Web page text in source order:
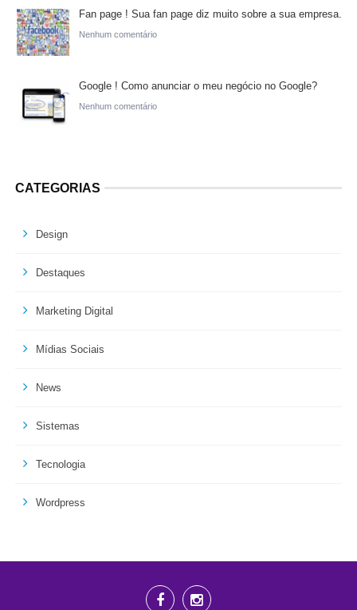
Fan page ! Sua fan page diz muito sobre a sua empresa.
Nenhum comentário
Google ! Como anunciar o meu negócio no Google?
Nenhum comentário
CATEGORIAS
Design
Destaques
Marketing Digital
Mídias Sociais
News
Sistemas
Tecnologia
Wordpress